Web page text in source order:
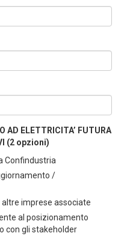
AD ELETTRICITA’ FUTURA
(2 opzioni)
Confindustria
/
imprese associate
al posizionamento
con gli stakeholder